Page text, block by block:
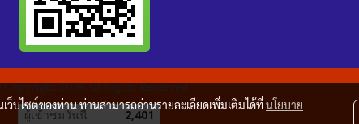
2016 All Rights Reserved
ผู้เข้าชมวันนี้ 2,401
บไซต์ของท่าน ท่านสามารถอ่านรายละเอียดเพิ่มเติมได้ที่นโยบาย